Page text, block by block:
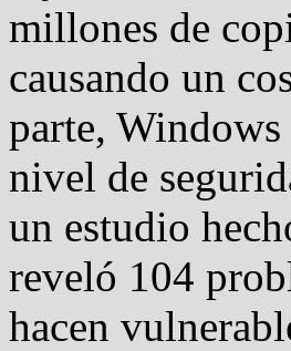
millones de
causando un
parte,
nivel de
un estudio
reveló 104
hacen